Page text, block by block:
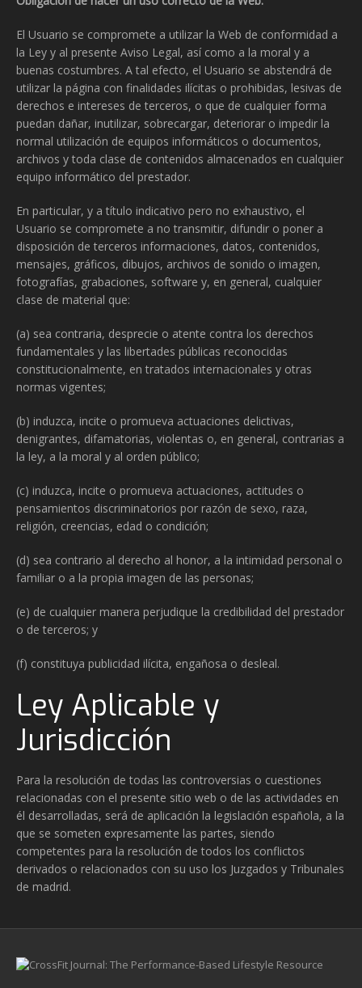
El Usuario se compromete a utilizar la Web de conformidad a
la Ley y al presente Aviso Legal, así como a la moral y a
buenas costumbres. A tal efecto, el Usuario se abstendrá de
utilizar la página con finalidades ilícitas o prohibidas, lesivas de
derechos e intereses de terceros, o que de cualquier forma
puedan dañar, inutilizar, sobrecargar, deteriorar o impedir la
normal utilización de equipos informáticos o documentos,
archivos y toda clase de contenidos almacenados en cualquier
equipo informático del prestador.
En particular, y a título indicativo pero no exhaustivo, el
Usuario se compromete a no transmitir, difundir o poner a
disposición de terceros informaciones, datos, contenidos,
mensajes, gráficos, dibujos, archivos de sonido o imagen,
fotografías, grabaciones, software y, en general, cualquier
clase de material que:
(a) sea contraria, desprecie o atente contra los derechos
fundamentales y las libertades públicas reconocidas
constitucionalmente, en tratados internacionales y otras
normas vigentes;
(b) induzca, incite o promueva actuaciones delictivas,
denigrantes, difamatorias, violentas o, en general, contrarias a
la ley, a la moral y al orden público;
(c) induzca, incite o promueva actuaciones, actitudes o
pensamientos discriminatorios por razón de sexo, raza,
religión, creencias, edad o condición;
(d) sea contrario al derecho al honor, a la intimidad personal o
familiar o a la propia imagen de las personas;
(e) de cualquier manera perjudique la credibilidad del prestador
o de terceros; y
(f) constituya publicidad ilícita, engañosa o desleal.
Ley Aplicable y
Jurisdicción
Para la resolución de todas las controversias o cuestiones
relacionadas con el presente sitio web o de las actividades en
él desarrolladas, será de aplicación la legislación española, a la
que se someten expresamente las partes, siendo
competentes para la resolución de todos los conflictos
derivados o relacionados con su uso los Juzgados y Tribunales
de madrid.